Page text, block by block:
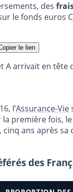
des
le fonds euros
le lien
A arrivait en
l’Assurance-Vie
première fois, le
cinq ans après sa
des